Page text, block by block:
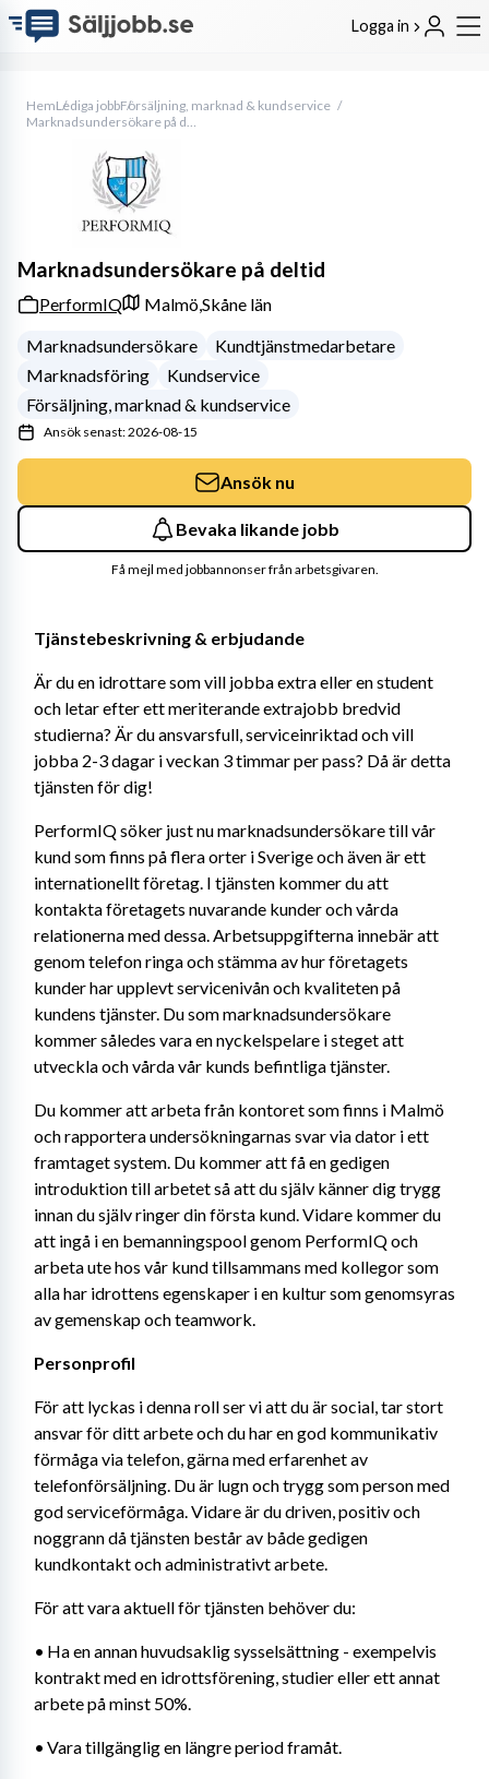
Logga in
HemLediga jobbFörsäljning, marknad & kundservice
Marknadsundersökare på deltid
Tjänstebeskrivning & erbjudande
Är du en idrottare som vill jobba extra eller en student
och letar efter ett meriterande extrajobb bredvid
studierna? Är du ansvarsfull, serviceinriktad och vill
jobba 2-3 dagar i veckan 3 timmar per pass? Då är detta
tjänsten för dig!
PerformIQ söker just nu marknadsundersökare till vår
kund som finns på flera orter i Sverige och även är ett
internationellt företag. I tjänsten kommer du att
kontakta företagets nuvarande kunder och vårda
relationerna med dessa. Arbetsuppgifterna innebär att
genom telefon ringa och stämma av hur företagets
kunder har upplevt servicenivån och kvaliteten på
kundens tjänster. Du som marknadsundersökare
kommer således vara en nyckelspelare i steget att
utveckla och vårda vår kunds befintliga tjänster.
Du kommer att arbeta från kontoret som finns i Malmö
och rapportera undersökningarnas svar via dator i ett
framtaget system. Du kommer att få en gedigen
introduktion till arbetet så att du själv känner dig trygg
innan du själv ringer din första kund. Vidare kommer du
att ingå i en bemanningspool genom PerformIQ och
arbeta ute hos vår kund tillsammans med kollegor som
alla har idrottens egenskaper i en kultur som genomsyras
av gemenskap och teamwork.
Personprofil
För att lyckas i denna roll ser vi att du är social, tar stort
ansvar för ditt arbete och du har en god kommunikativ
förmåga via telefon, gärna med erfarenhet av
telefonförsäljning. Du är lugn och trygg som person med
god serviceförmåga. Vidare är du driven, positiv och
noggrann då tjänsten består av både gedigen
kundkontakt och administrativt arbete.
För att vara aktuell för tjänsten behöver du:
•	Ha en annan huvudsaklig sysselsättning - exempelvis
kontrakt med en idrottsförening, studier eller ett annat
arbete på minst 50%.
•	Vara tillgänglig en längre period framåt.
Marknadsundersökare på deltid
PerformIQ Malmö,Skåne län
Marknadsundersökare
Kundtjänstmedarbetare
Marknadsföring
Kundservice
Försäljning, marknad & kundservice
Ansök senast: 2026-08-15
Ansök nu
Bevaka likande jobb
Få mejl med jobbannonser från arbetsgivaren.